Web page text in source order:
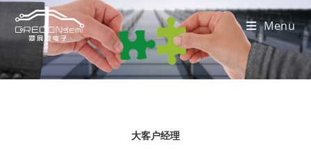
Menu
大客户经理